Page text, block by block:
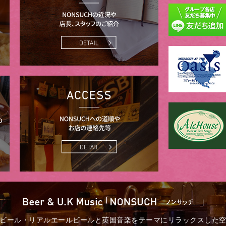
ール・リアルエールビールと英国音楽をテーマにリラックスした